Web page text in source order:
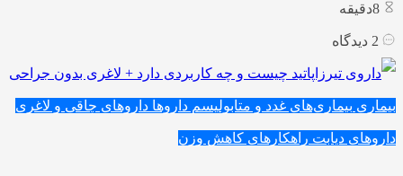
دقیقه
دیدگاه
بیماری بیماری‌های غدد و متابولیسم داروها داروهای چاقی و لاغری
داروهای دیابت راهکارهای کاهش وزن